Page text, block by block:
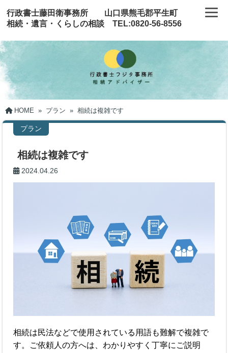
行政書士藤田衛事務所 山口県熊毛郡平生町
相続・遺言・くらしの相談 TEL:0820-56-8556
HOME » プラン » 相続は複雑です
プラン
相続は複雑です
2024.04.26
相続は民法などで使用されている用語も難解で複雑で
す。ご依頼人の方へは、わかりやすく丁寧にご説明